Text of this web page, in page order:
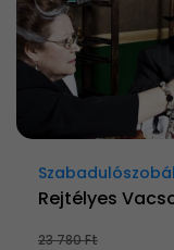
Rejtélyes
23 780 Ft